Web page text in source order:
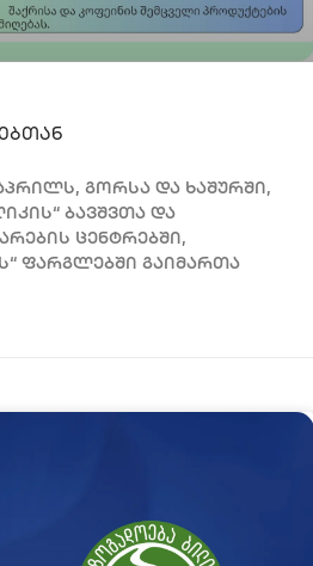
გორსა და ხაშურში,
ბავშვთა და
ცენტრებში,
ფარგლებში გაიმართა